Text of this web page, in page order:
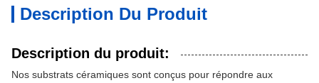
Description Du Produit
Description du produit:
Nos substrats céramiques sont conçus pour répondre aux